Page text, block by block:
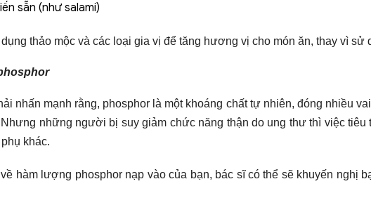
sẵn (như salami)
thảo mộc và các loại gia vị để tăng hương vị cho món ăn, thay vì sử
nhấn mạnh rằng, phosphor là một khoáng chất tự nhiên, đóng nhiều
những người bị suy giảm chức năng thận do ung thư thì việc
khác.
hàm lượng phosphor nạp vào của bạn, bác sĩ có thể sẽ khuyến nghị